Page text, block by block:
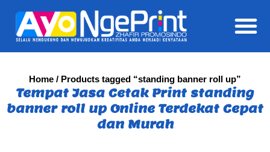
Home / Products tagged “standing banner roll up”
Tempat Jasa Cetak Print standing
banner roll up Online Terdekat Cepat
dan Murah